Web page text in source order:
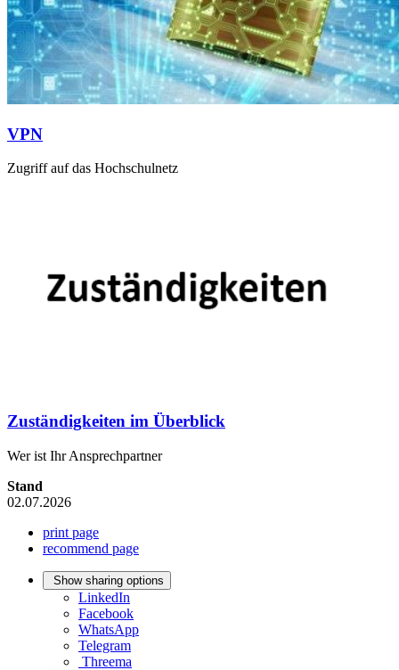
VPN
Zugriff auf das Hochschulnetz
Zuständigkeiten im Überblick
Wer ist Ihr Ansprechpartner
Stand
02.07.2026
print page
recommend page
Show sharing options
LinkedIn
Facebook
WhatsApp
Telegram
Threema